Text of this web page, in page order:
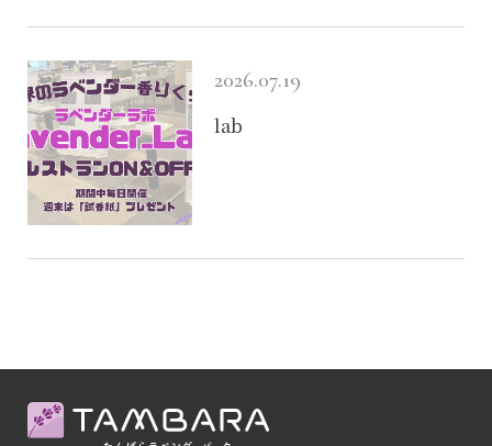
訪れる
お車の場合
電車の場合
バスツアーの場合
2026.07.19
lab